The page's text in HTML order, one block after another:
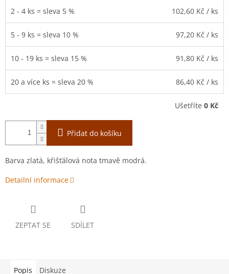
2 - 4 ks = sleva 5 % 102,60 Kč / ks
5 - 9 ks = sleva 10 % 97,20 Kč / ks
10 - 19 ks = sleva 15 % 91,80 Kč / ks
20 a více ks = sleva 20 % 86,40 Kč / ks
Ušetříte 0 Kč
Přidat do košíku
Barva zlatá, křišťálová nota tmavě modrá.
Detailní informace
ZEPTAT SE SDÍLET
Popis Diskuze